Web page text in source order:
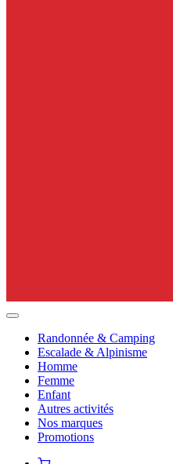
Randonnée & Camping
Escalade & Alpinisme
Homme
Femme
Enfant
Autres activités
Nos marques
Promotions